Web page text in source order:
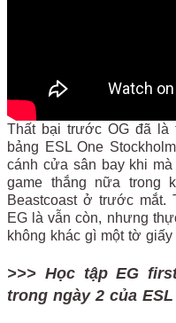
Thất bại trước OG đã là
bảng ESL One
cánh cửa sân bay khi
game thắng nữa trong
Beastcoast ở trước mắt.
EG là vẫn còn, nhưng
không khác gì một tờ giấy
>>> Học tập EG
trong ngày 2 của